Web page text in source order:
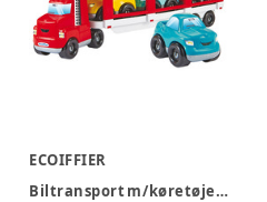
ECOIFFIER
Biltransport m/køretøjer 7stk